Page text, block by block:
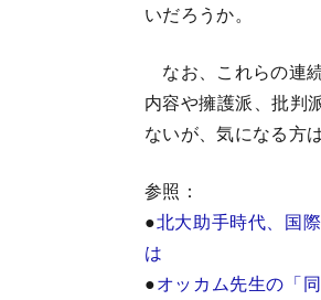
いだろうか。
なお、これらの連
内容や擁護派、批判
ないが、気になる方
参照：
●北大助手時代、国
は
●オッカム先生の「